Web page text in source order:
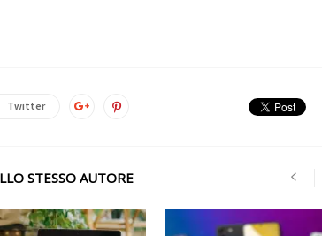
Twitter
STESSO AUTORE